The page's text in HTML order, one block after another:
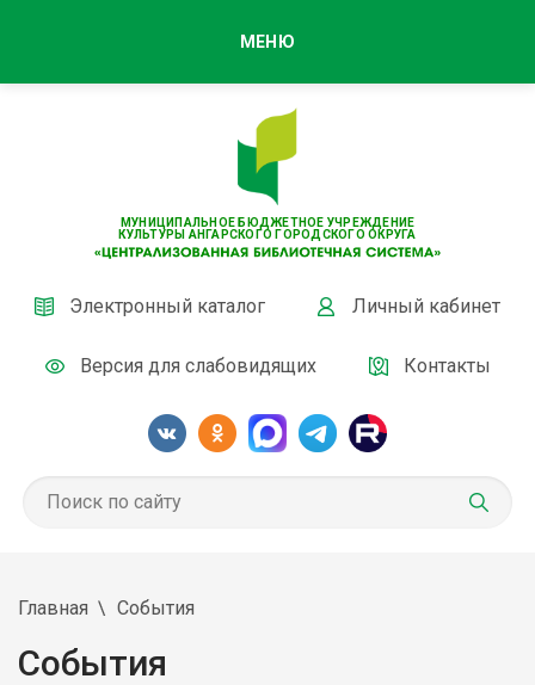
МУНИЦИПАЛЬНОЕ БЮДЖЕТНОЕ УЧРЕЖДЕНИЕ
КУЛЬТУРЫ АНГАРСКОГО ГОРОДСКОГО ОКРУГА
Электронный каталог Личный кабинет
Версия для слабовидящих Контакты
МЕНЮ
Главная События
События